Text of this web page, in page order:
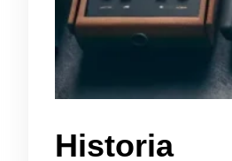
Historia